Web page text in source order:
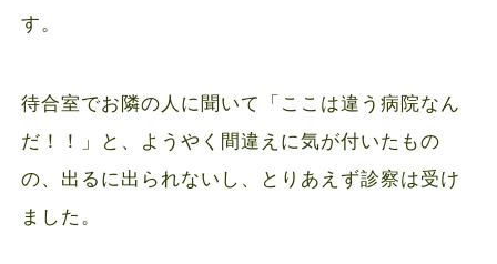
す。
待合室でお隣の人に聞いて「ここは違う病院なん
だ！！」と、ようやく間違えに気が付いたもの
の、出るに出られないし、とりあえず診察は受け
ました。